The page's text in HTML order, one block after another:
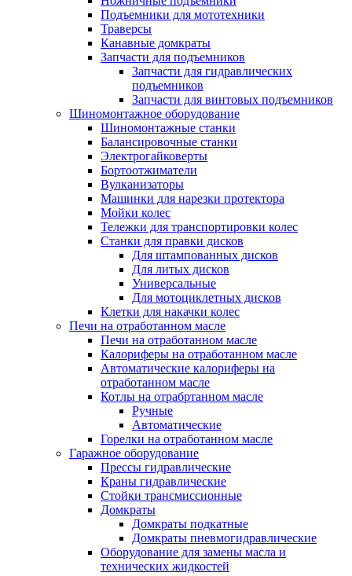
Подъемники для мототехники
Траверсы
Канавные домкраты
Запчасти для подъемников
Запчасти для гидравлических
подъемников
Запчасти для винтовых подъемников
Шиномонтажное оборудование
Шиномонтажные станки
Балансировочные станки
Электрогайковерты
Бортоотжиматели
Вулканизаторы
Машинки для нарезки протектора
Мойки колес
Тележки для транспортировки колес
Станки для правки дисков
Для штампованных дисков
Для литых дисков
Универсальные
Для мотоциклетных дисков
Клетки для накачки колес
Печи на отработанном масле
Печи на отработанном масле
Калориферы на отработанном масле
Автоматические калориферы на
отработанном масле
Котлы на отрабртанном масле
Ручные
Автоматические
Горелки на отработанном масле
Гаражное оборудование
Прессы гидравлические
Краны гидравлические
Стойки трансмиссионные
Домкраты
Домкраты подкатные
Домкраты пневмогидравлические
Оборудование для замены масла и
технических жидкостей